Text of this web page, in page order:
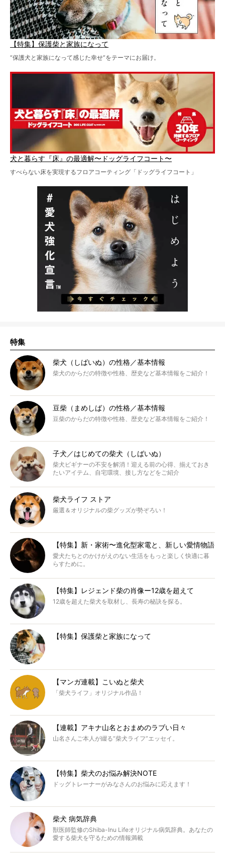
【特集】保護柴と家族になって
“保護犬と家族になって感じた幸せ”をテーマにお届け。
犬と暮らす『床』の最適解〜ドッグライフコート〜
すべらない床を実現するフロアコーティング「ドッグライフコート」
特集
柴犬（しばいぬ）の性格／基本情報
柴犬のからだの特徴や性格、歴史など基本情報をご紹介！
豆柴（まめしば）の性格／基本情報
豆柴のからだの特徴や性格、歴史など基本情報をご紹介！
子犬／はじめての柴犬（しばいぬ）
柴犬ビギナーの不安を解消！迎える前の心得、揃えておき
たいアイテム、自宅環境、接し方などをご紹介
柴犬ライフ ストア
厳選＆オリジナルの柴グッズが勢ぞろい！
【特集】新・家術〜進化型家電と、新しい愛情物語
愛犬たちとのかけがえのない生活をもっと楽しく快適に暮
らすために。
【特集】レジェンド柴の肖像ー12歳を超えて
12歳を超えた柴犬を取材し、長寿の秘訣を探る。
【特集】保護柴と家族になって
【マンガ連載】こいぬと柴犬
「柴犬ライフ」オリジナル作品！
【連載】アキナ山名とおまめのラブい日々
山名さんご本人が綴る“柴犬ライフ”エッセイ。
【特集】柴犬のお悩み解決NOTE
ドッグトレーナーがみなさんのお悩みに応えます！
柴犬 病気辞典
獣医師監修のShiba-Inu Lifeオリジナル病気辞典。あなたの
愛する柴犬を守るための情報満載